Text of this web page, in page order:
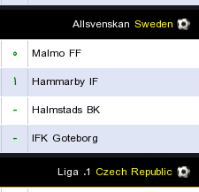
Sweden
Allsvenskan
Malmo FF
۰
Hammarby IF
۱
Halmstads BK
-
IFK Goteborg
-
Czech Republic
1. Liga